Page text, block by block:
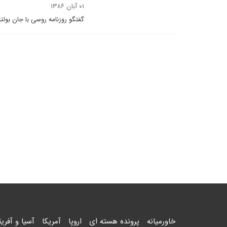
۰۱ آبان ۱۳۸۶
گفتگو روزنامه روسی با جان
خاورمیانه پرونده هسته ای اروپا آمریکا آسیا و